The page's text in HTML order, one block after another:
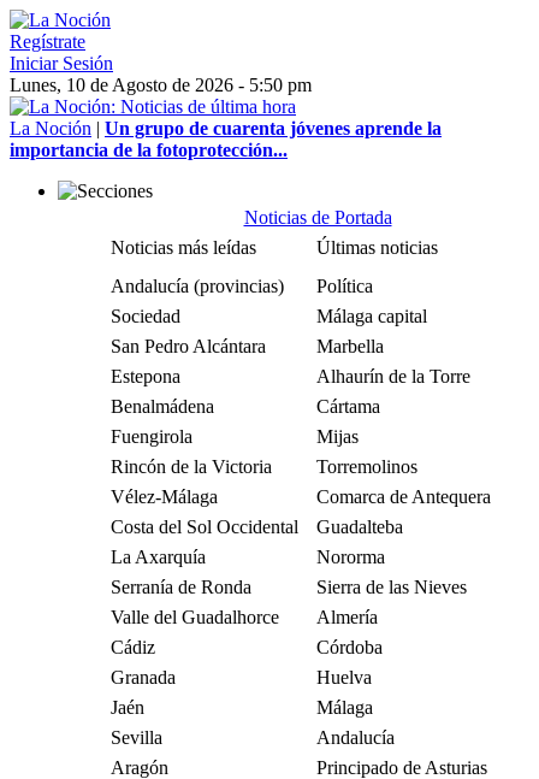
Regístrate
Iniciar Sesión
Lunes, 10 de Agosto de 2026 - 5:50 pm
La Noción | Un grupo de cuarenta jóvenes aprende la
importancia de la fotoprotección...
Noticias de Portada
Noticias más leídas
Últimas noticias
Andalucía (provincias)
Política
Sociedad
Málaga capital
San Pedro Alcántara
Marbella
Estepona
Alhaurín de la Torre
Benalmádena
Cártama
Fuengirola
Mijas
Rincón de la Victoria
Torremolinos
Vélez-Málaga
Comarca de Antequera
Costa del Sol Occidental
Guadalteba
La Axarquía
Nororma
Serranía de Ronda
Sierra de las Nieves
Valle del Guadalhorce
Almería
Cádiz
Córdoba
Granada
Huelva
Jaén
Málaga
Sevilla
Andalucía
Aragón
Principado de Asturias